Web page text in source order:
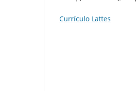
Currículo Lattes